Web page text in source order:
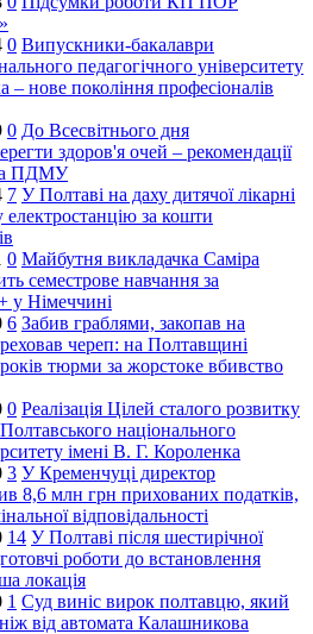
0 Випускники-бакалаври
педагогічного університету
– нове покоління професіоналів
0 До Всесвітнього дня
здоров'я очей – рекомендації
ПДМУ
7 У Полтаві на даху дитячої лікарні
за кошти
0 Майбутня викладачка Саміра
семестрове навчання за
у Німеччині
6 Забив граблями, закопав на
череп: на Полтавщині
тюрми за жорстоке вбивство
0 Реалізація Цілей сталого розвитку
Полтавського національного
імені В. Г. Короленка
3 У Кременчуці директор
8,6 млн грн прихованих податків,
відповідальності
14 У Полтаві після шестирічної
роботи до встановлення
локація
1 Суд виніс вирок полтавцю, який
від автомата Калашникова